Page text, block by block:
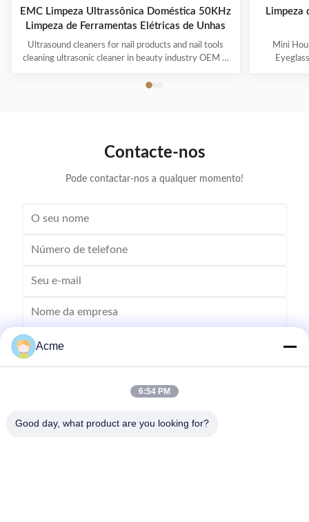
EMC Limpeza Ultrassônica Doméstica 50KHz
Limpeza de Ferramentas Elétricas de Unhas
Ultrasound cleaners for nail products and nail tools
cleaning ultrasonic cleaner in beauty industry OEM &
Customer can choose the color! Ultrasonic cleaning is
appropriate for the item to be cleaned and the type of
Limpeza
Mini
Contacte-nos
Pode contactar-nos a qualquer momento!
Envie
Acme
6:54 PM
Good day, what product are you looking for?